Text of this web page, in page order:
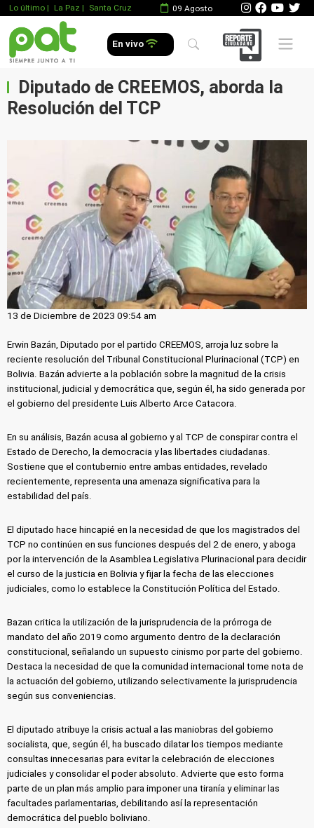
Lo último | La Paz | Santa Cruz 09 Agosto
En vivo Mobile
Diputado de CREEMOS, aborda la
Resolución del TCP
13 de Diciembre de 2023 09:54 am
Erwin Bazán, Diputado por el partido CREEMOS, arroja luz sobre la
reciente resolución del Tribunal Constitucional Plurinacional (TCP) en
Bolivia. Bazán advierte a la población sobre la magnitud de la crisis
institucional, judicial y democrática que, según él, ha sido generada por
el gobierno del presidente Luis Alberto Arce Catacora.
En su análisis, Bazán acusa al gobierno y al TCP de conspirar contra el
Estado de Derecho, la democracia y las libertades ciudadanas.
Sostiene que el contubernio entre ambas entidades, revelado
recientemente, representa una amenaza significativa para la
estabilidad del país.
El diputado hace hincapié en la necesidad de que los magistrados del
TCP no continúen en sus funciones después del 2 de enero, y aboga
por la intervención de la Asamblea Legislativa Plurinacional para decidir
el curso de la justicia en Bolivia y fijar la fecha de las elecciones
judiciales, como lo establece la Constitución Política del Estado.
Bazan critica la utilización de la jurisprudencia de la prórroga de
mandato del año 2019 como argumento dentro de la declaración
constitucional, señalando un supuesto cinismo por parte del gobierno.
Destaca la necesidad de que la comunidad internacional tome nota de
la actuación del gobierno, utilizando selectivamente la jurisprudencia
según sus conveniencias.
El diputado atribuye la crisis actual a las maniobras del gobierno
socialista, que, según él, ha buscado dilatar los tiempos mediante
consultas innecesarias para evitar la celebración de elecciones
judiciales y consolidar el poder absoluto. Advierte que esto forma
parte de un plan más amplio para imponer una tiranía y eliminar las
facultades parlamentarias, debilitando así la representación
democrática del pueblo boliviano.